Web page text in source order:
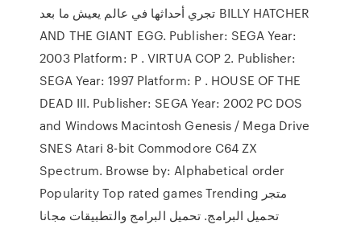
تجري أحداثها في عالم يعيش ما بعد BILLY HATCHER
AND THE GIANT EGG. Publisher: SEGA Year:
2003 Platform: P . VIRTUA COP 2. Publisher:
SEGA Year: 1997 Platform: P . HOUSE OF THE
DEAD III. Publisher: SEGA Year: 2002 PC DOS
and Windows Macintosh Genesis / Mega Drive
SNES Atari 8-bit Commodore C64 ZX
Spectrum. Browse by: Alphabetical order
Popularity Top rated games Trending متجر
تحميل البرامج. تحميل البرامج والتطبيقات مجانا